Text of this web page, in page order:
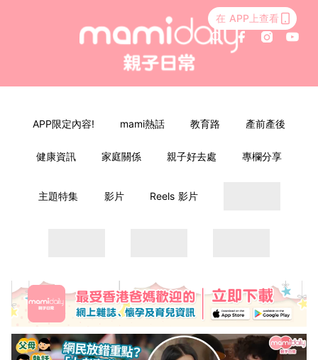
在 APP上查看
APP限定內容! mami熱話 教育路 產前產後
健康資訊 家庭關係 親子好去處 專欄分享
主題特集 影片 Reels 影片